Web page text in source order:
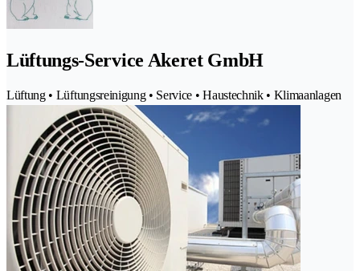
Lüftungs-Service Akeret GmbH
Lüftung • Lüftungsreinigung • Service • Haustechnik • Klimaanlagen